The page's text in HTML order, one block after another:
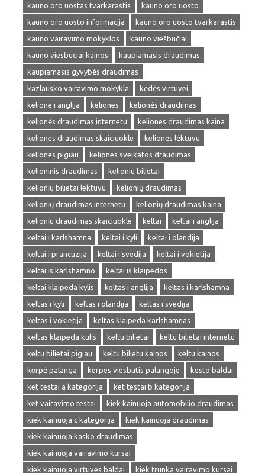
kauno oro uostas tvarkarastis
kauno oro uosto
kauno oro uosto informacija
kauno oro uosto tvarkarastis
kauno vairavimo mokyklos
kauno viešbučiai
kauno viesbuciai kainos
kaupiamasis draudimas
kaupiamasis gyvybės draudimas
kazlausko vairavimo mokykla
kėdės virtuvei
kelione i anglija
keliones
kelionės draudimas
kelionės draudimas internetu
keliones draudimas kaina
keliones draudimas skaiciuokle
kelionės lėktuvu
keliones pigiau
keliones sveikatos draudimas
kelioninis draudimas
kelioniu bilietai
kelioniu bilietai lektuvu
kelionių draudimas
kelionių draudimas internetu
kelionių draudimas kaina
kelioniu draudimas skaiciuokle
keltai
keltai i anglija
keltai i karlshamna
keltai i kyli
keltai i olandija
keltai i prancuzija
keltai i svedija
keltai i vokietija
keltai is karlshamno
keltai is klaipedos
keltai klaipeda kylis
keltas i anglija
keltas i karlshamna
keltas i kyli
keltas i olandija
keltas i svedija
keltas i vokietija
keltas klaipeda karlshamnas
keltas klaipeda kulis
keltu bilietai
keltu bilietai internetu
keltu bilietai pigiau
keltu bilietu kainos
keltu kainos
kerpė palanga
kerpes viesbutis palangoje
kesto baldai
ket testai a kategorija
ket testai b kategorija
ket vairavimo testai
kiek kainuoja automobilio draudimas
kiek kainuoja c kategorija
kiek kainuoja draudimas
kiek kainuoja kasko draudimas
kiek kainuoja vairavimo kursai
kiek kainuoja virtuves baldai
kiek trunka vairavimo kursai